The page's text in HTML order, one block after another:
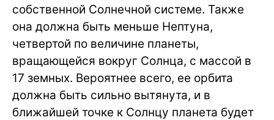
собственной Солнечной системе. Также
она должна быть меньше Нептуна,
четвертой по величине планеты,
вращающейся вокруг Солнца, с массой в
17 земных. Вероятнее всего, ее орбита
должна быть сильно вытянута, и в
ближайшей точке к Солнцу планета будет